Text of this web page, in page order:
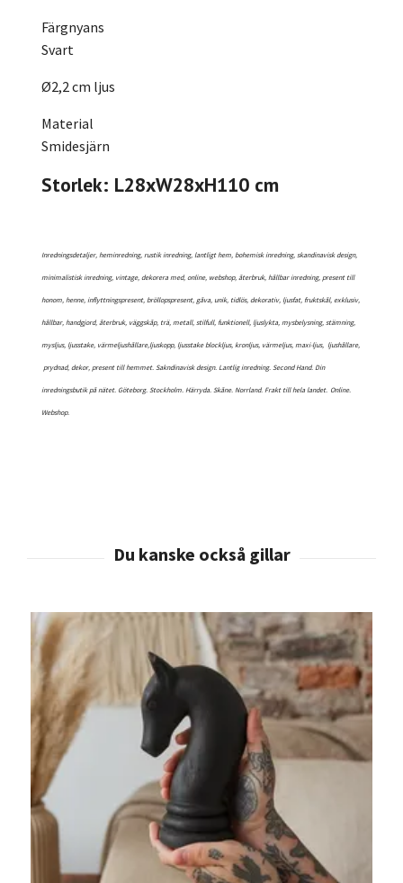
Färgnyans
Svart
Ø2,2 cm ljus
Material
Smidesjärn
Storlek: L28xW28xH110 cm
Inredningsdetaljer, heminredning, rustik inredning, lantligt hem, bohemisk inredning, skandinavisk design,
minimalistisk inredning, vintage, dekorera med, online, webshop, återbruk, hållbar inredning, present till
honom, henne, inflyttningspresent, bröllopspresent, gåva, unik, tidlös, dekorativ, ljusfat, fruktskål, exklusiv,
hållbar, handgjord, återbruk, väggskåp, trä, metall, stilfull, funktionell, ljuslykta, mysbelysning, stämning,
mysljus, ljusstake, värmeljushållare,ljuskopp, ljusstake blockljus, kronljus, värmeljus, maxi-ljus, ljushållare,
prydnad, dekor, present till hemmet. Sakndinavisk design. Lantlig inredning. Second Hand. Din
inredningsbutik på nätet. Göteborg. Stockholm. Härryda. Skåne. Norrland. Frakt till hela landet. Online.
Webshop.